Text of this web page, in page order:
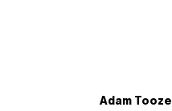
Adam Tooze